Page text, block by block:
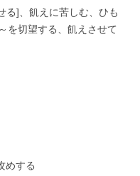
る]、飢えに苦しむ、ひも
を切望する、飢えさせて
めする